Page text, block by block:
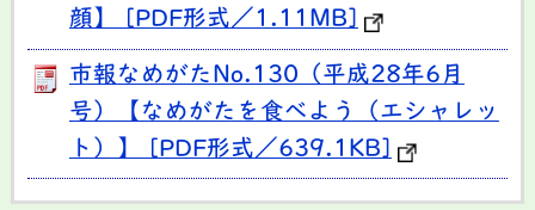
顔】 [PDF形式／1.11MB]
市報なめがたNo.130（平成28年6月
号）【なめがたを食べよう（エシャレッ
ト）】 [PDF形式／639.1KB]